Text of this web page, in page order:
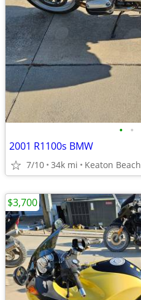
• •
2001 R1100s BMW
7/10 34k mi Keaton Beach
$3,700